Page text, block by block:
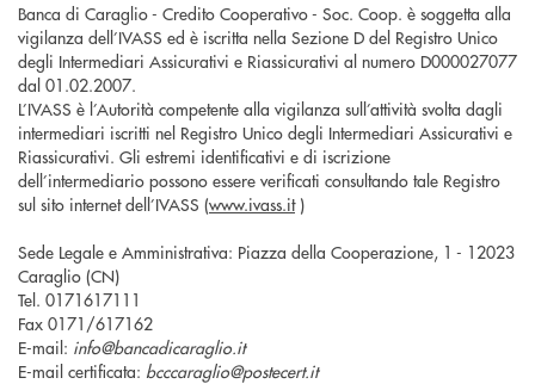
Banca di Caraglio - Credito Cooperativo - Soc. Coop. è soggetta alla
vigilanza dell’IVASS ed è iscritta nella Sezione D del Registro Unico
degli Intermediari Assicurativi e Riassicurativi al numero D000027077
dal 01.02.2007.
L’IVASS è l’Autorità competente alla vigilanza sull’attività svolta dagli
intermediari iscritti nel Registro Unico degli Intermediari Assicurativi e
Riassicurativi. Gli estremi identificativi e di iscrizione
dell’intermediario possono essere verificati consultando tale Registro
sul sito internet dell’IVASS (www.ivass.it)
Sede Legale e Amministrativa: Piazza della Cooperazione, 1 - 12023
Caraglio (CN)
Tel. 0171617111
Fax 0171/617162
E-mail: info@bancadicaraglio.it
E-mail certificata: bcccaraglio@postecert.it